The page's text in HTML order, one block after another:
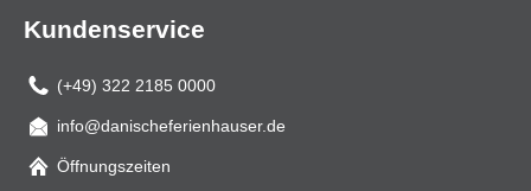
Kundenservice
(+49) 322 2185 0000
Mail
info@danischeferienhauser.de
Öffnungszeiten